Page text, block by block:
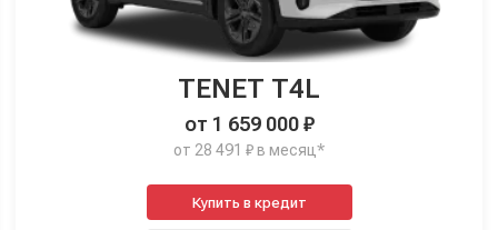
TENET T4L
от 1 659 000 ₽
от 28 491 ₽ в месяц*
Купить в кредит